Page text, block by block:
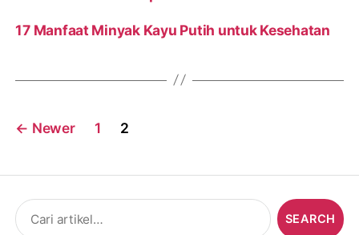
17 Manfaat Minyak Kayu Putih untuk Kesehatan
Posts
navigation
← Newer 1 2
Search
for: